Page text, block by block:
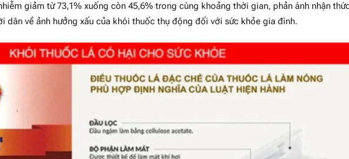
giảm từ 73,1% xuống còn 45,6% trong cùng khoảng thời gian, phản ánh nhận
dân về ảnh hưởng xấu của khói thuốc thụ động đối với sức khỏe gia đình.